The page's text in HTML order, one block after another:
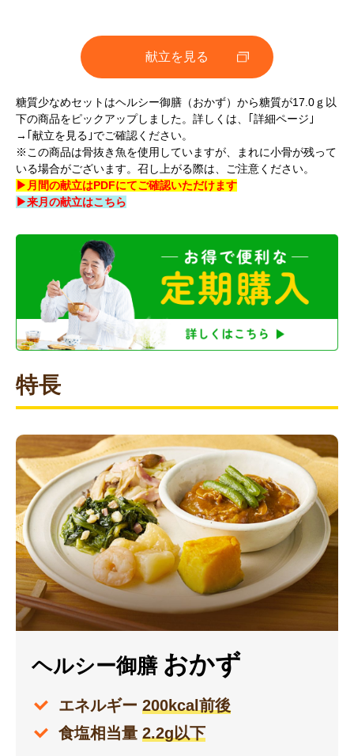
献立を見る
糖質少なめセットはヘルシー御膳（おかず）から糖質が17.0ｇ以
下の商品をピックアップしました。詳しくは、｢詳細ページ｣
→｢献立を見る｣でご確認ください。
※この商品は骨抜き魚を使用していますが、まれに小骨が残って
いる場合がございます。召し上がる際は、ご注意ください。
▶月間の献立はPDFにてご確認いただけます
▶来月の献立はこちら
特長
ヘルシー御膳 おかず
エネルギー 200kcal前後
食塩相当量 2.2g以下